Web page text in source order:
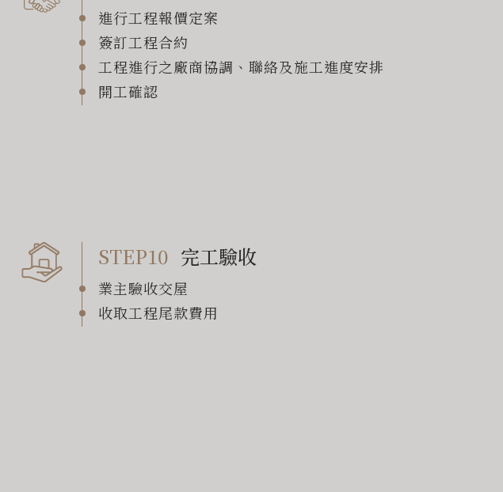
進行工程報價定案
簽訂工程合約
工程進行之廠商協調、聯絡及施工進度安排
開工確認
STEP10 完工驗收
業主驗收交屋
收取工程尾款費用